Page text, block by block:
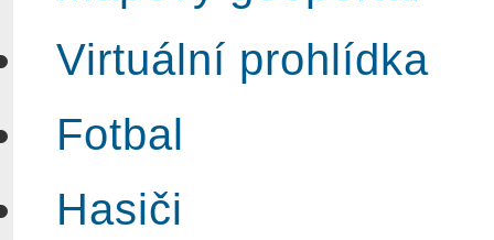
Virtuální prohlídka
Fotbal
Hasiči